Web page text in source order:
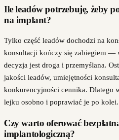
Ile leadów potrzebuję, żeby
na implant?
Tylko część leadów dochodzi na
konsultacji kończy się zabiegiem —
decyzja jest droga i przemyślana.
jakości leadów, umiejętności
konkurencyjności cennika. Dlatego
lejku osobno i poprawiać je po kolei.
Czy warto oferować
implantologiczną?